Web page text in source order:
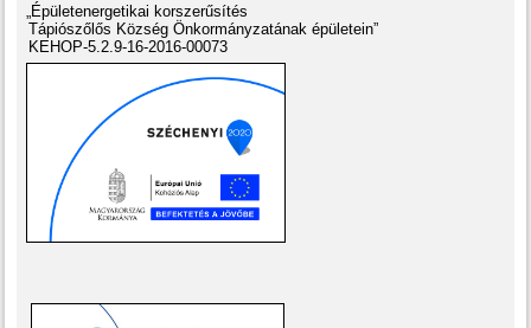
„Épületenergetikai korszerűsítés
Tápiószőlős Község Önkormányzatának épületein”
KEHOP-5.2.9-16-2016-00073